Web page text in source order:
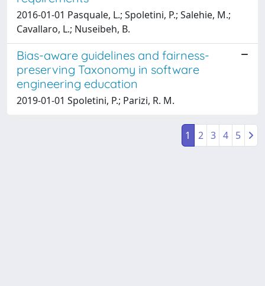
2016-01-01 Pasquale, L.; Spoletini, P.; Salehie, M.;
Cavallaro, L.; Nuseibeh, B.
Bias-aware guidelines and fairness-
preserving Taxonomy in software
engineering education
2019-01-01 Spoletini, P.; Parizi, R. M.
1 2 3 4 5